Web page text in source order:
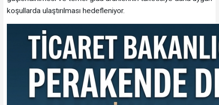
koşullarda ulaştırılması hedefleniyor.